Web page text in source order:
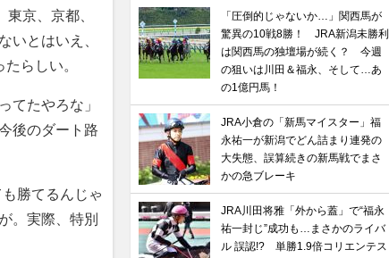
京、京都、
いとはいえ、
らしい。
てたやろな」
後のダート路
勝てるんじゃ
。実際、特別
「圧倒的じゃないか…」関西馬が
驚異の10戦8勝！ JRA新潟未勝利
は関西馬の独壇場が続く？ 今週
の狙いは川田＆福永、そして…あ
の1億円馬！
JRA小倉の「新馬マイスター」福
永祐一が新潟でどん詰まり連発の
大失態、誤算続きの新馬戦でまさ
かの急ブレーキ
JRA川田将雅「外から蓋」で“福永
祐一封じ”成功も…まさかのライバ
ル 誤認!? 単勝1.9倍コリエンテス